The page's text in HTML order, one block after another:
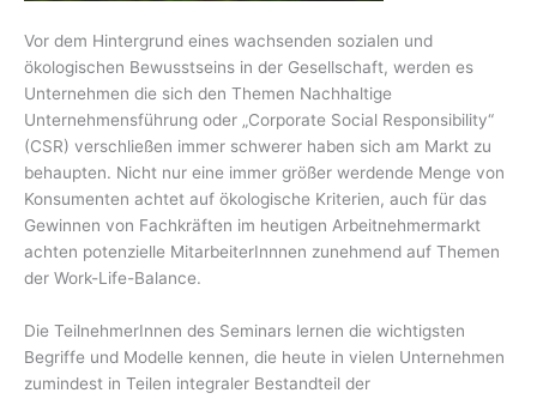
Vor dem Hintergrund eines wachsenden sozialen und
ökologischen Bewusstseins in der Gesellschaft, werden es
Unternehmen die sich den Themen Nachhaltige
Unternehmensführung oder „Corporate Social Responsibility“
(CSR) verschließen immer schwerer haben sich am Markt zu
behaupten. Nicht nur eine immer größer werdende Menge von
Konsumenten achtet auf ökologische Kriterien, auch für das
Gewinnen von Fachkräften im heutigen Arbeitnehmermarkt
achten potenzielle MitarbeiterInnnen zunehmend auf Themen
der Work-Life-Balance.
Die TeilnehmerInnen des Seminars lernen die wichtigsten
Begriffe und Modelle kennen, die heute in vielen Unternehmen
zumindest in Teilen integraler Bestandteil der